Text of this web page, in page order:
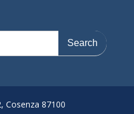
Cosenza 87100